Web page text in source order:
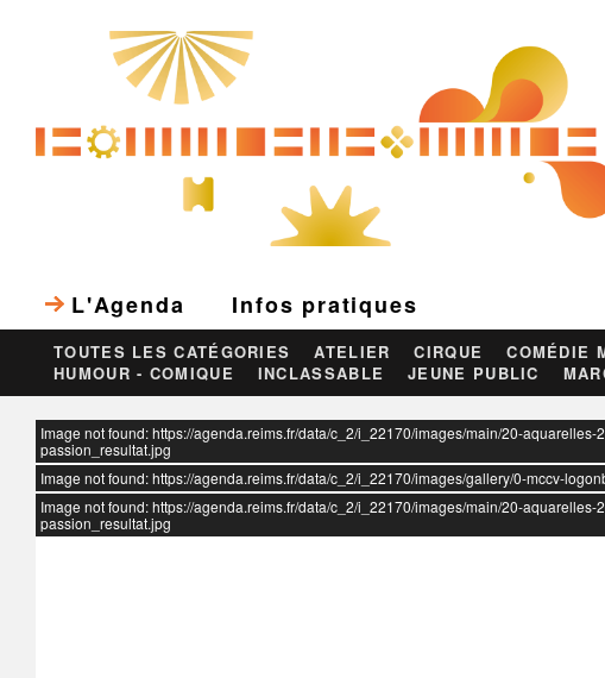
L'Agenda Infos pratiques
TOUTES LES CATÉGORIES ATELIER CIRQUE COMÉDIE
HUMOUR - COMIQUE
INCLASSABLE JEUNE PUBLIC
Image not found: https://agenda.reims.fr/data/c_2/i_22170/images/main/20-aquarelles-
passion_resultat.jpg
Image not found: https://agenda.reims.fr/data/c_2/i_22170/images/gallery/0-mccv-
Image not found: https://agenda.reims.fr/data/c_2/i_22170/images/main/20-aquarelles-
passion_resultat.jpg